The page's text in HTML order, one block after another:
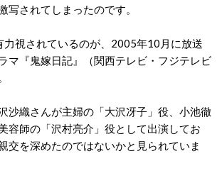
写されてしまったのです。
力視されているのが、2005年10月に放送
マ『鬼嫁日記』（関西テレビ・フジテレビ
。
沙織さんが主婦の「大沢冴子」役、小池徹
容師の「沢村亮介」役として出演してお
交を深めたのではないかと見られていま